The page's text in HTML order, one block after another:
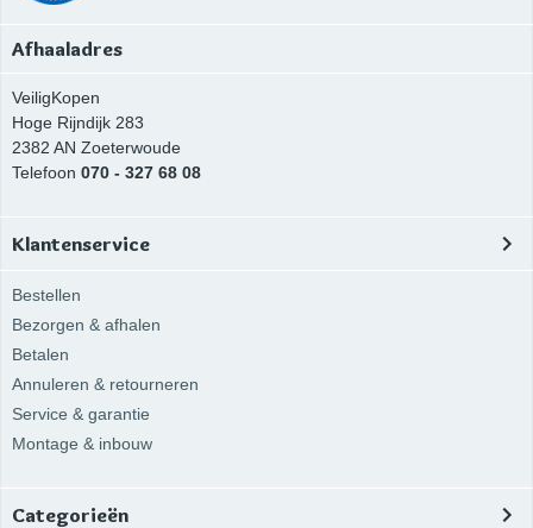
Afhaaladres
VeiligKopen
Hoge Rijndijk 283
2382 AN Zoeterwoude
Telefoon 070 - 327 68 08
Klantenservice
Bestellen
Bezorgen & afhalen
Betalen
Annuleren & retourneren
Service & garantie
Montage & inbouw
Categorieën